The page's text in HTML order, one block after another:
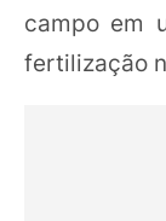
campo em
fertilização